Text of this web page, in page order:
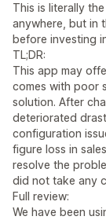
This is literally
anywhere, but in
before investing
TL;DR:
This app may
comes with poor
solution. After
deteriorated
configuration
figure loss in
resolve the
did not take any
Full review:
We have been